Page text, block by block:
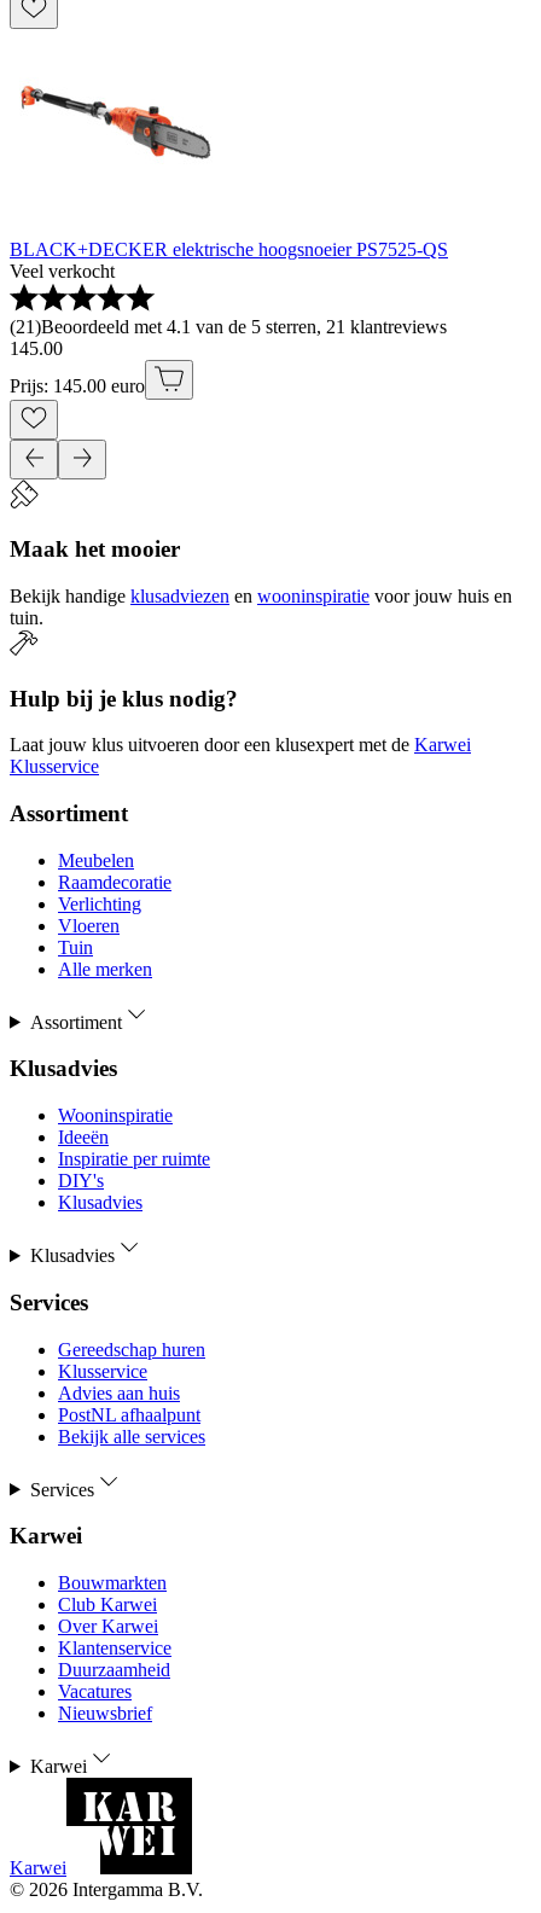
BLACK+DECKER elektrische hoogsnoeier PS7525-QS
Veel verkocht
(21)Beoordeeld met 4.1 van de 5 sterren, 21 klantreviews
145.00
Prijs: 145.00 euro
Maak het mooier
Bekijk handige klusadviezen en wooninspiratie voor jouw huis en
tuin.
Hulp bij je klus nodig?
Laat jouw klus uitvoeren door een klusexpert met de Karwei
Klusservice
Assortiment
Meubelen
Raamdecoratie
Verlichting
Vloeren
Tuin
Alle merken
Assortiment
Klusadvies
Wooninspiratie
Ideeën
Inspiratie per ruimte
DIY's
Klusadvies
Klusadvies
Services
Gereedschap huren
Klusservice
Advies aan huis
PostNL afhaalpunt
Bekijk alle services
Services
Karwei
Bouwmarkten
Club Karwei
Over Karwei
Klantenservice
Duurzaamheid
Vacatures
Nieuwsbrief
Karwei
Karwei
© 2026 Intergamma B.V.